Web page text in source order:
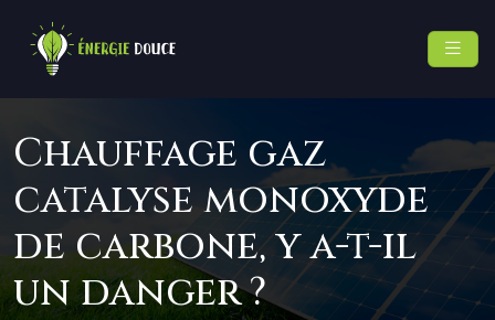
Chauffage gaz
catalyse monoxyde
de carbone, y a-t-il
un danger ?